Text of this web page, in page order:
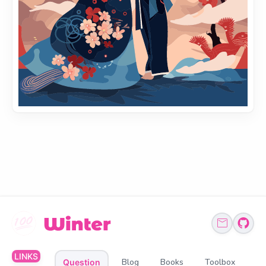
LINKS
Question Blog Books Toolbox